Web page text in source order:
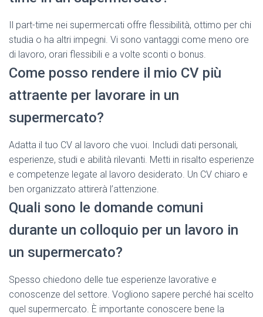
Il part-time nei supermercati offre flessibilità, ottimo per chi
studia o ha altri impegni. Vi sono vantaggi come meno ore
di lavoro, orari flessibili e a volte sconti o bonus.
Come posso rendere il mio CV più
attraente per lavorare in un
supermercato?
Adatta il tuo CV al lavoro che vuoi. Includi dati personali,
esperienze, studi e abilità rilevanti. Metti in risalto esperienze
e competenze legate al lavoro desiderato. Un CV chiaro e
ben organizzato attirerà l’attenzione.
Quali sono le domande comuni
durante un colloquio per un lavoro in
un supermercato?
Spesso chiedono delle tue esperienze lavorative e
conoscenze del settore. Vogliono sapere perché hai scelto
quel supermercato. È importante conoscere bene la